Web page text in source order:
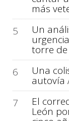
más
5
Un
torre de
6
Una
autovía
7
El
León